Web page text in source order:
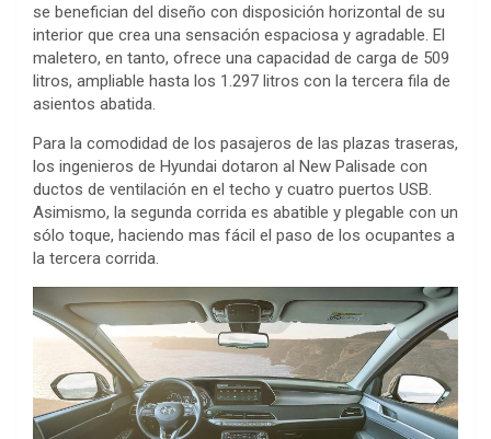
se benefician del diseño con disposición horizontal de su
interior que crea una sensación espaciosa y agradable. El
maletero, en tanto, ofrece una capacidad de carga de 509
litros, ampliable hasta los 1.297 litros con la tercera fila de
asientos abatida.
Para la comodidad de los pasajeros de las plazas traseras,
los ingenieros de Hyundai dotaron al New Palisade con
ductos de ventilación en el techo y cuatro puertos USB.
Asimismo, la segunda corrida es abatible y plegable con un
sólo toque, haciendo mas fácil el paso de los ocupantes a
la tercera corrida.